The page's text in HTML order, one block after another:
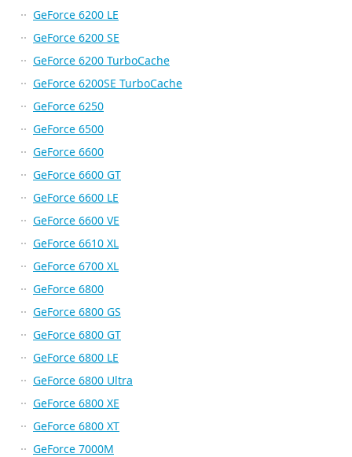
GeForce 6200 LE
GeForce 6200 SE
GeForce 6200 TurboCache
GeForce 6200SE TurboCache
GeForce 6250
GeForce 6500
GeForce 6600
GeForce 6600 GT
GeForce 6600 LE
GeForce 6600 VE
GeForce 6610 XL
GeForce 6700 XL
GeForce 6800
GeForce 6800 GS
GeForce 6800 GT
GeForce 6800 LE
GeForce 6800 Ultra
GeForce 6800 XE
GeForce 6800 XT
GeForce 7000M